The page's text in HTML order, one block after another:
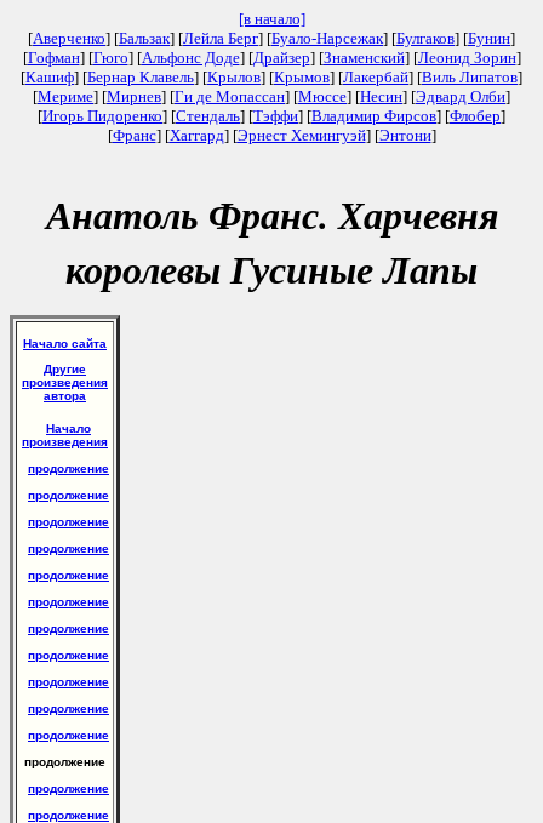
[в начало]
[Аверченко] [Бальзак] [Лейла Берг] [Буало-Нарсежак] [Булгаков] [Бунин]
[Гофман] [Гюго] [Альфонс Доде] [Драйзер] [Знаменский] [Леонид Зорин]
[Кашиф] [Бернар Клавель] [Крылов] [Крымов] [Лакербай] [Виль Липатов]
[Мериме] [Мирнев] [Ги де Мопассан] [Мюссе] [Несин] [Эдвард Олби]
[Игорь Пидоренко] [Стендаль] [Тэффи] [Владимир Фирсов] [Флобер]
[Франс] [Хаггард] [Эрнест Хемингуэй] [Энтони]
Анатоль Франс. Харчевня
королевы Гусиные Лапы
Начало сайта
Другие
произведения
автора
Начало
произведения
продолжение
продолжение
продолжение
продолжение
продолжение
продолжение
продолжение
продолжение
продолжение
продолжение
продолжение
продолжение
продолжение
продолжение